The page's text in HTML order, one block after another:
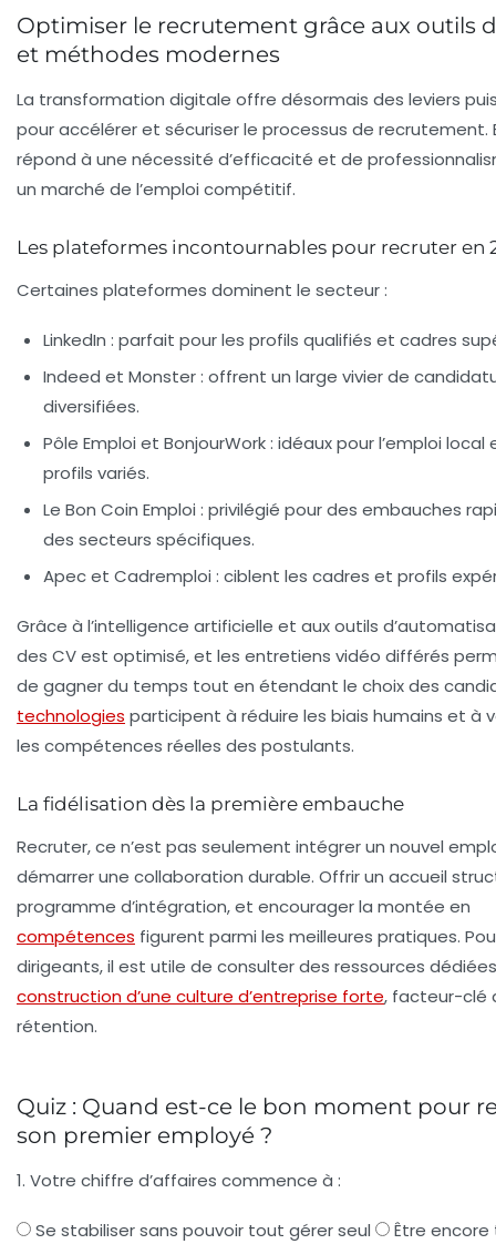
Optimiser le recrutement grâce aux outils
et méthodes modernes
La transformation digitale offre désormais des leviers
pour accélérer et sécuriser le processus de recrutement.
répond à une nécessité d’efficacité et de
un marché de l’emploi compétitif.
Les plateformes incontournables pour recruter en
Certaines plateformes dominent le secteur :
LinkedIn : parfait pour les profils qualifiés et cadres
Indeed et Monster: offrent un large vivier de
diversifiées.
Pôle Emploi et BonjourWork: idéaux pour l’emploi local
profils variés.
Le Bon Coin Emploi : privilégié pour des embauches
des secteurs spécifiques.
Apec et Cadremploi : ciblent les cadres et profils
Grâce à l’intelligence artificielle et aux outils
des CV est optimisé, et les entretiens vidéo différés
de gagner du temps tout en étendant le choix des
technologies participent à réduire les biais humains et à
les compétences réelles des postulants.
La fidélisation dès la première embauche
Recruter, ce n’est pas seulement intégrer un nouvel
démarrer une collaboration durable. Offrir un accueil
programme d’intégration, et encourager la montée en
compétences figurent parmi les meilleures pratiques.
dirigeants, il est utile de consulter des ressources
construction d’une culture d’entreprise forte, facteur-clé
rétention.
Quiz : Quand est-ce le bon moment pour
son premier employé ?
1. Votre chiffre d’affaires commence à :
Se stabiliser sans pouvoir tout gérer seul
Être